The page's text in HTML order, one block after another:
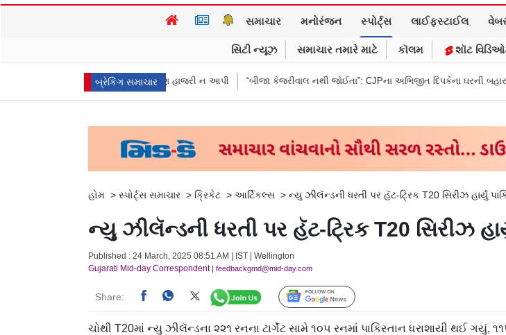
સમાચાર મનોરંજન સ્પોર્ટ્સ લાઈફસ્ટાઈલ
સિટી ન્યૂઝ સમાચાર તમારે માટે કૉલમ શૉટ
બ્રેકિંગ સમાચાર
પૈસા મોકલાવ્યા પણ હાજરી ન આપી “બીજા કેજરીવાલ નથી જોઈતા”: CJPના અભિજીત દિપકેના ઘરની બહાર શરૂ કરી ભૂખ
હોમ > સ્પોર્ટ્સ સમાચાર > ક્રિકેટ > આર્ટિકલ્સ > ન્યુ ઝીલૅન્ડની ધરતી પર હૅટ-ટ્રિક T20 સિરીઝ હાર્યું
ન્યુ ઝીલૅન્ડની ધરતી પર હૅટ-ટ્રિક T20 સિરીઝ
Published : 24 March, 2025 08:51 AM | IST | Wellington
Gujarati Mid-day Correspondent| feedbackgmd@mid-day.com
Share: Follow Us
ચોથી T20માં ન્યુ ઝીલૅન્ડના ૨૨૧ રનના ટાર્ગેટ સામે ૧૦૫ રનમાં પાકિસ્તાન ધરાશાયી થઈ ગયું,